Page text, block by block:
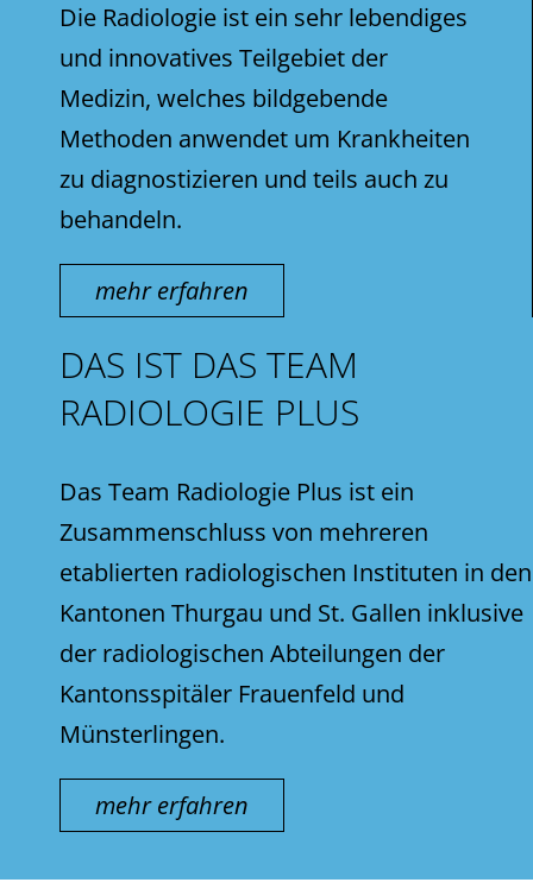
Die Radiologie ist ein sehr lebendiges
und innovatives Teilgebiet der
Medizin, welches bildgebende
Methoden anwendet um Krankheiten
zu diagnostizieren und teils auch zu
behandeln.
mehr erfahren
DAS IST DAS TEAM
RADIOLOGIE PLUS
Das Team Radiologie Plus ist ein
Zusammenschluss von mehreren
etablierten radiologischen Instituten in den
Kantonen Thurgau und St. Gallen inklusive
der radiologischen Abteilungen der
Kantonsspitäler Frauenfeld und
Münsterlingen.
mehr erfahren